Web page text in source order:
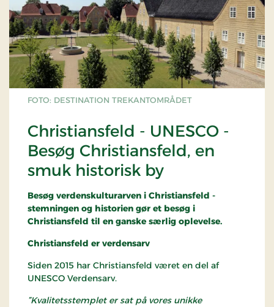
FOTO: DESTINATION TREKANTOMRÅDET
Christiansfeld - UNESCO -
Besøg Christiansfeld, en
smuk historisk by
Besøg verdenskulturarven i Christiansfeld -
stemningen og historien gør et besøg i
Christiansfeld til en ganske særlig oplevelse.
Christiansfeld er verdensarv
Siden 2015 har Christiansfeld været en del af
UNESCO Verdensarv.
”Kvalitetsstemplet er sat på vores unikke